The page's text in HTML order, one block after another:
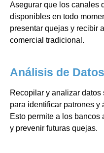
Asegurar que los canales
disponibles en todo
presentar quejas y recibir
comercial tradicional.
Análisis de
Recopilar y analizar
para identificar patrones y
Esto permite a los
y prevenir futuras quejas.